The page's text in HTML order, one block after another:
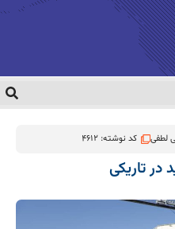
لطفی کد نوشته: 4612
در تاریکی